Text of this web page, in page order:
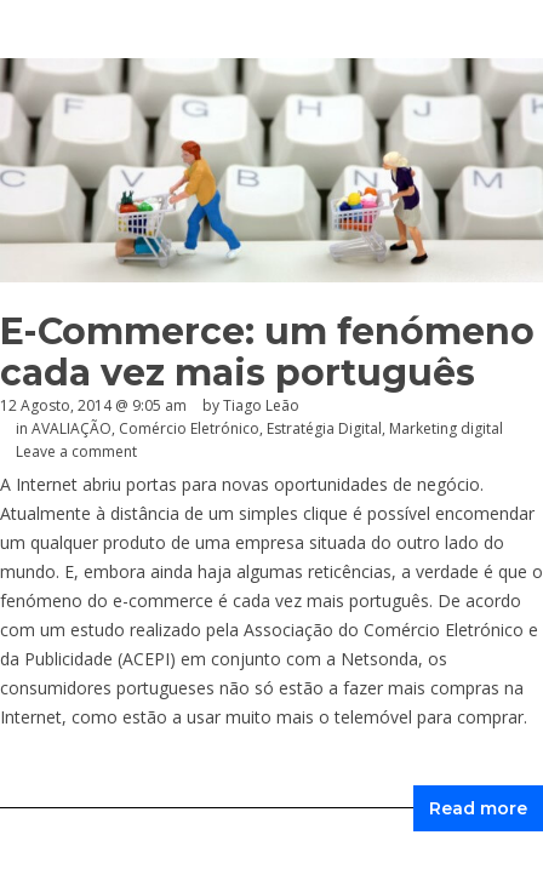
E-Commerce: um fenómeno
cada vez mais português
12 Agosto, 2014 @ 9:05 am
by Tiago Leão
in AVALIAÇÃO, Comércio Eletrónico, Estratégia Digital, Marketing digital
Leave a comment
A Internet abriu portas para novas oportunidades de negócio.
Atualmente à distância de um simples clique é possível encomendar
um qualquer produto de uma empresa situada do outro lado do
mundo. E, embora ainda haja algumas reticências, a verdade é que o
fenómeno do e-commerce é cada vez mais português. De acordo
com um estudo realizado pela Associação do Comércio Eletrónico e
da Publicidade (ACEPI) em conjunto com a Netsonda, os
consumidores portugueses não só estão a fazer mais compras na
Internet, como estão a usar muito mais o telemóvel para comprar.
Read more